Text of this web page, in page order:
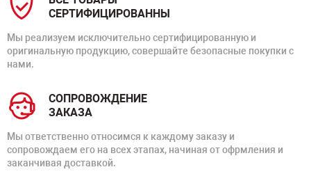
СЕРТИФИЦИРОВАННЫ
Мы реализуем исключительно сертифицированную и
оригинальную продукцию, совершайте безопасные покупки с
нами.
СОПРОВОЖДЕНИЕ
ЗАКАЗА
Мы ответственно относимся к каждому заказу и
сопровождаем его на всех этапах, начиная от офрмления и
заканчивая доставкой.